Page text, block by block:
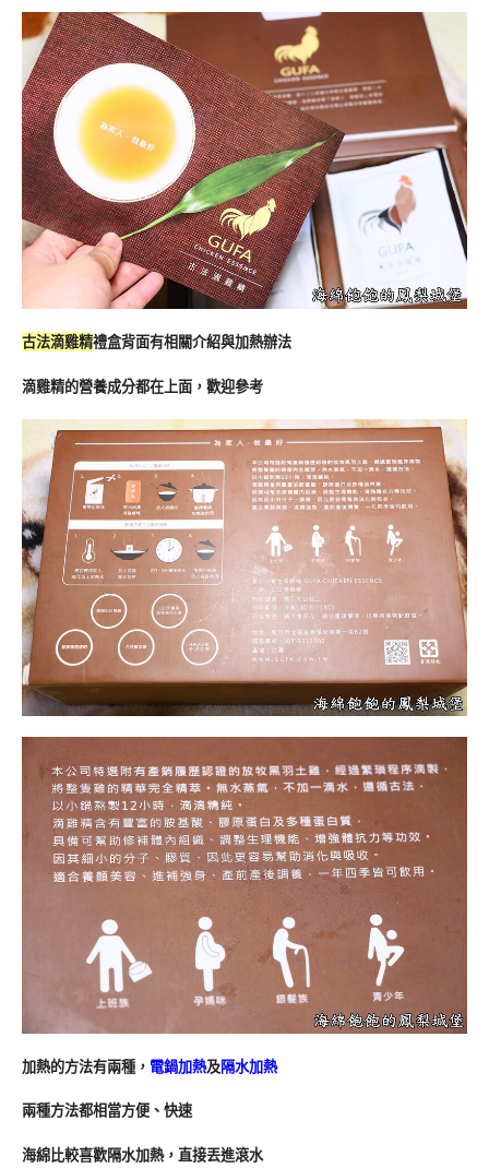
古法滴雞精禮盒背面有相關介紹與加熱辦法
滴雞精的營養成分都在上面，歡迎參考
加熱的方法有兩種， 電鍋加熱及隔水加熱
兩種方法都相當方便、快速
海綿比較喜歡隔水加熱，直接丟進滾水